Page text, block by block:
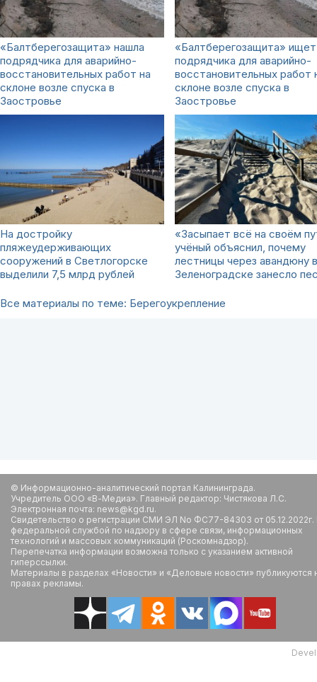
«Балтберегозащита» нашла
подрядчика для аварийно-
восстановительных работ на
склоне возле спуска в
Заостровье
«Балтберегозащита» ищет
подрядчика для аварийно-
восстановительных работ
склоне возле спуска в
Заостровье
На достройку
пляжеудерживающих
сооружений в Светлогорске
выделили 7,5 млрд рублей
«Засыпает всё на своём
учёный объяснил, почему
лестницы через авандюну в
Зеленоградске занесло
Все материалы по теме: Берегоукрепление
© Информационно-аналитический портал Калининграда.
Учредитель ООО «В-Медиа». Главный редактор: Чистякова Л.С.
Электронная почта: news@kgd.ru.
Свидетельство о регистрации СМИ ЭЛ No ФС77-84303 от
федеральной службой по надзору в сфере связи, информационных
технологий и массовых коммуникаций (Роскомнадзор).
Перепечатка информации возможна только с указанием активной
гиперссылки.
Материалы в разделах «Новости» и «Деловые новости» публикуются
правах рекламы.